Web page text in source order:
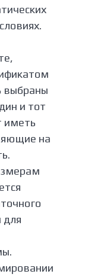
выбраны
и тот
иметь
на
для